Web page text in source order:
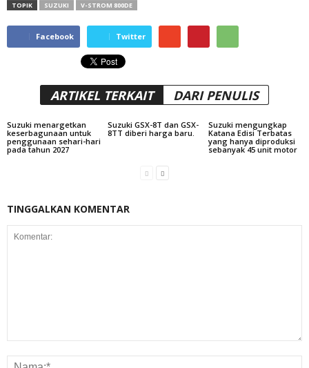
TOPIK SUZUKI V-STROM 800DE
Facebook Twitter
ARTIKEL TERKAIT DARI PENULIS
Suzuki menargetkan
keserbagunaan untuk
penggunaan sehari-hari
pada tahun 2027
Suzuki GSX-8T dan GSX-
8TT diberi harga baru.
Suzuki mengungkap
Katana Edisi Terbatas
yang hanya diproduksi
sebanyak 45 unit motor
TINGGALKAN KOMENTAR